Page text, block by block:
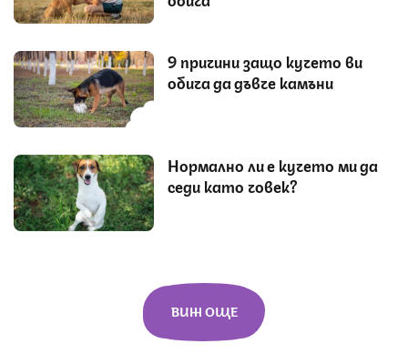
9 причини защо кучето ви
обича да дъвче камъни
Нормално ли е кучето ми да
седи като човек?
ВИЖ ОЩЕ